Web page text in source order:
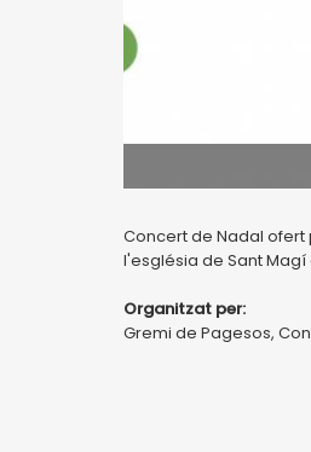
Concert de Nadal ofert
l'església de Sant
Organitzat per:
Gremi de Pagesos,